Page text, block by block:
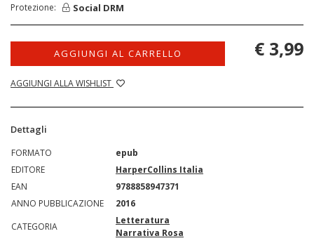
Protezione: Social DRM
AGGIUNGI AL CARRELLO
AGGIUNGI ALLA WISHLIST
€ 3,99
Dettagli
FORMATO
epub
EDITORE
HarperCollins Italia
EAN
9788858947371
ANNO PUBBLICAZIONE
2016
CATEGORIA
Letteratura
Narrativa Rosa